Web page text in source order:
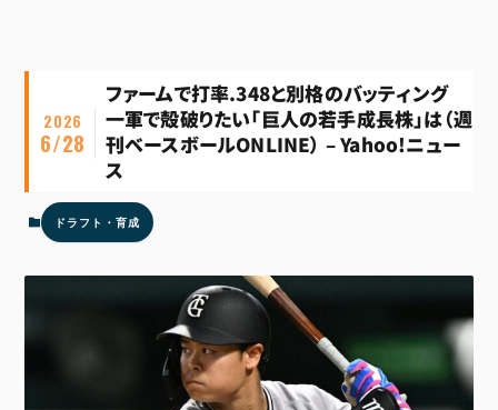
ファームで打率.348と別格のバッティング
一軍で殻破りたい「巨人の若手成長株」は（週
刊ベースボールONLINE） – Yahoo!ニュー
ス
2026
6/28
ドラフト・育成